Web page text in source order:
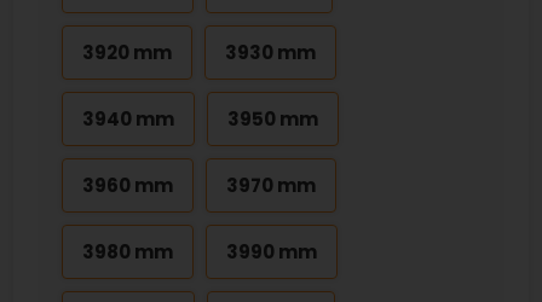
3920 mm 3930 mm
3940 mm 3950 mm
3960 mm 3970 mm
3980 mm 3990 mm